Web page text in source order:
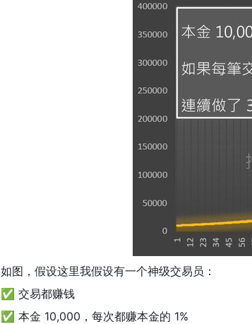
如图，假设这里我假设有一个神级交易员：
✅ 交易都赚钱
✅ 本金 10,000，每次都赚本金的 1%